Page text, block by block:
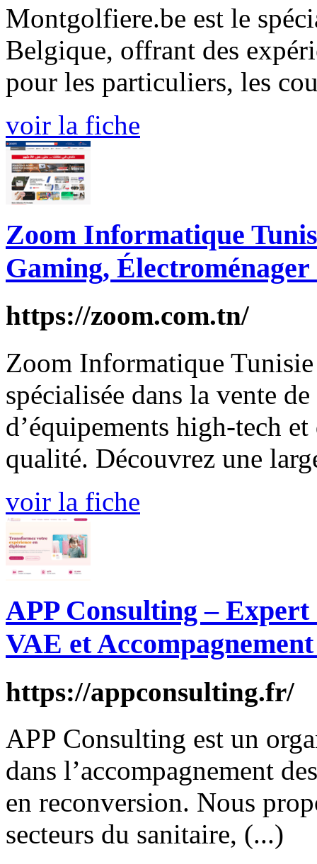
Montgolfiere.be est le
Belgique, offrant des
pour les particuliers, les
voir la fiche
Zoom Informatique
Gaming,
https://zoom.com.tn/
Zoom Informatique
spécialisée dans la vente
d’équipements high-tech
qualité. Découvrez une
voir la fiche
APP Consulting –
VAE et
https://appconsulting.fr/
APP Consulting est un
dans l’accompagnement
en reconversion. Nous
secteurs du sanitaire, (...)